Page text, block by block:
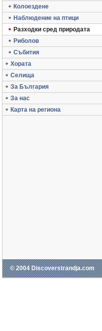
Колоездене
Наблюдение на птици
Разходки сред природата
Риболов
Събития
Хората
Селища
За България
За нас
Карта на региона
© 2004 Discoverstrandja.com